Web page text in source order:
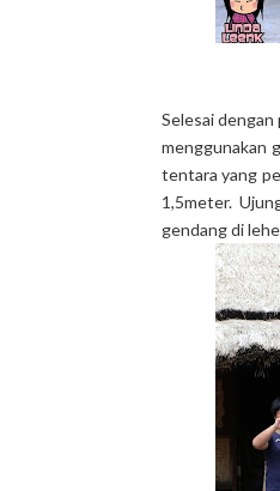
Selesai
menggunakan
tentara yang
1,5meter.
gendang di